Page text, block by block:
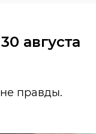
августа
правды.